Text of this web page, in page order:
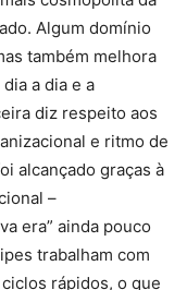
Algum domínio
também melhora
a dia e a
diz respeito aos
e ritmo de
alcançado graças à
–
era” ainda pouco
trabalham com
rápidos, o que